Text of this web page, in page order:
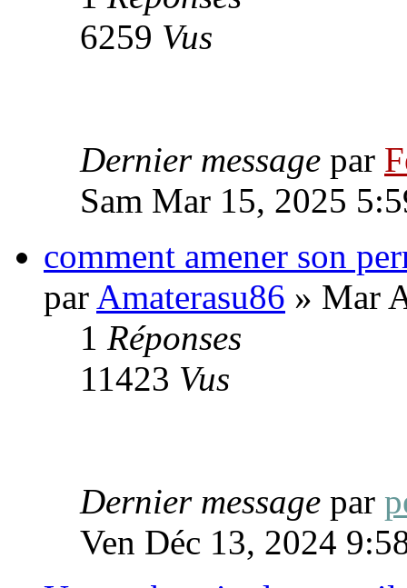
6259 Vus
Dernier message par
Sam Mar 15, 2025
comment amener son
par Amaterasu86 » Mar
1 Réponses
11423 Vus
Dernier message par
Ven Déc 13, 2024